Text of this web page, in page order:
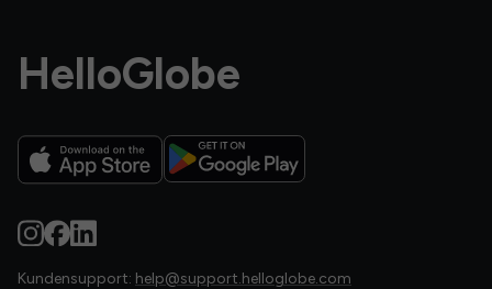
HelloGlobe
Kundensupport: help@support.helloglobe.com